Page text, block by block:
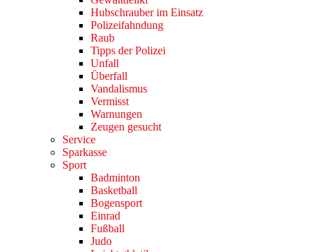
Hubschrauber im Einsatz
Polizeifahndung
Raub
Tipps der Polizei
Unfall
Überfall
Vandalismus
Vermisst
Warnungen
Zeugen gesucht
Service
Sparkasse
Sport
Badminton
Basketball
Bogensport
Einrad
Fußball
Judo